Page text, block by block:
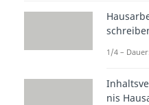
1/4 –
nis